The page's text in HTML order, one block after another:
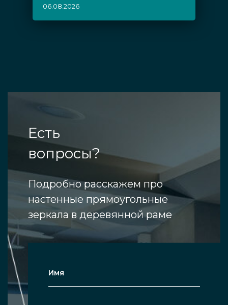
06.08.2026
Есть
вопросы?
Подробно расскажем про
настенные прямоугольные
зеркала в деревянной раме